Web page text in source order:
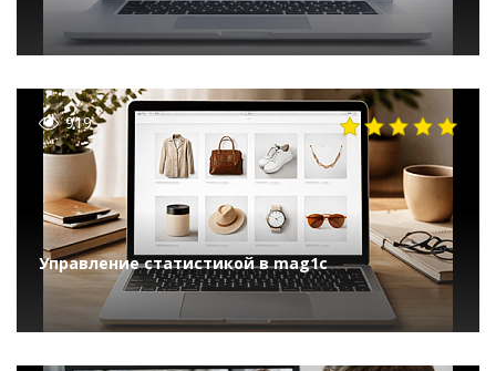
919
Управление статистикой в mag1c